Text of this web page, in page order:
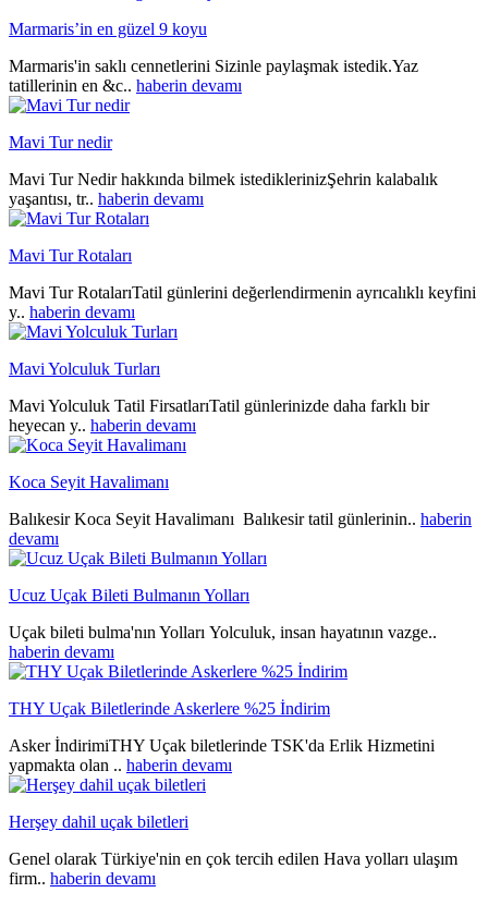
Marmaris’in en güzel 9 koyu
Marmaris'in saklı cennetlerini Sizinle paylaşmak istedik.Yaz
tatillerinin en &c.. haberin devamı
Mavi Tur nedir
Mavi Tur Nedir hakkında bilmek istediklerinizŞehrin kalabalık
yaşantısı, tr.. haberin devamı
Mavi Tur Rotaları
Mavi Tur RotalarıTatil günlerini değerlendirmenin ayrıcalıklı keyfini
y.. haberin devamı
Mavi Yolculuk Turları
Mavi Yolculuk Tatil FirsatlarıTatil günlerinizde daha farklı bir
heyecan y.. haberin devamı
Koca Seyit Havalimanı
Balıkesir Koca Seyit Havalimanı Balıkesir tatil günlerinin.. haberin
devamı
Ucuz Uçak Bileti Bulmanın Yolları
Uçak bileti bulma'nın Yolları Yolculuk, insan hayatının vazge..
haberin devamı
THY Uçak Biletlerinde Askerlere %25 İndirim
Asker İndirimiTHY Uçak biletlerinde TSK'da Erlik Hizmetini
yapmakta olan .. haberin devamı
Herşey dahil uçak biletleri
Genel olarak Türkiye'nin en çok tercih edilen Hava yolları ulaşım
firm.. haberin devamı